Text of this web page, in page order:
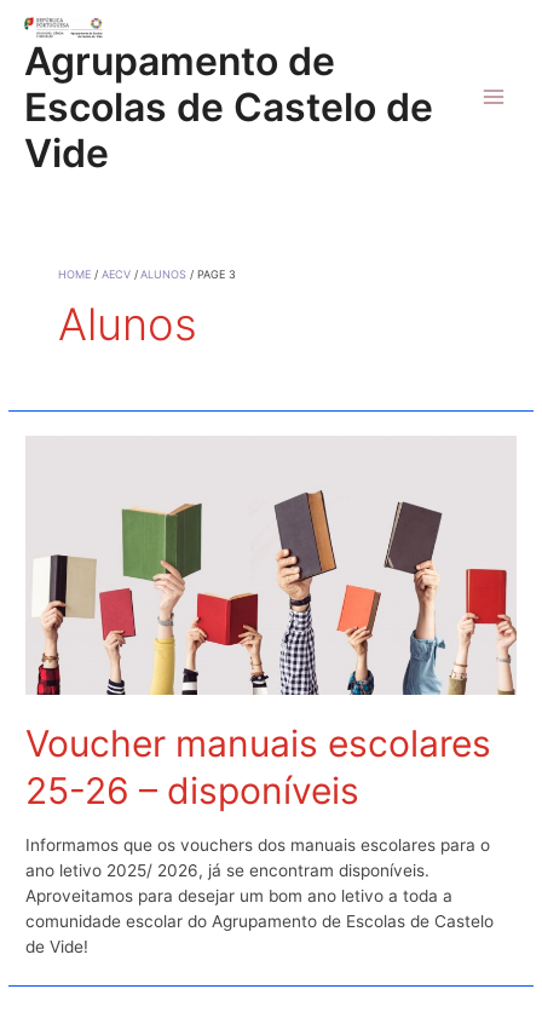
content
Agrupamento de
Escolas de Castelo de
Vide
HOME AECV ALUNOS PAGE 3
Alunos
Voucher manuais escolares
25-26 – disponíveis
Informamos que os vouchers dos manuais escolares para o
ano letivo 2025/ 2026, já se encontram disponíveis.
Aproveitamos para desejar um bom ano letivo a toda a
comunidade escolar do Agrupamento de Escolas de Castelo
de Vide!